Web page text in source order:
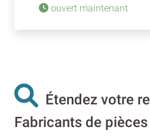
ouvert maintenant
Étendez votre
Fabricants de